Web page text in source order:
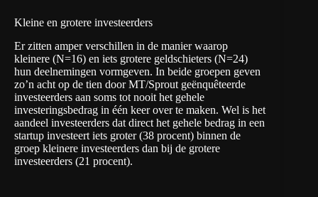
Kleine en grotere investeerders
Er zitten amper verschillen in de manier waarop
kleinere (N=16) en iets grotere geldschieters (N=24)
hun deelnemingen vormgeven. In beide groepen geven
zo’n acht op de tien door MT/Sprout geënquêteerde
investeerders aan soms tot nooit het gehele
investeringsbedrag in één keer over te maken. Wel is het
aandeel investeerders dat direct het gehele bedrag in een
startup investeert iets groter (38 procent) binnen de
groep kleinere investeerders dan bij de grotere
investeerders (21 procent).